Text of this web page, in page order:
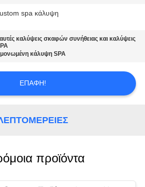
spa κάλυψη
καλύψεις σκαφών συνήθειας και καλύψεις
μονωμένη κάλυψη SPA
ΕΠΑΦΉ!
προϊόντα